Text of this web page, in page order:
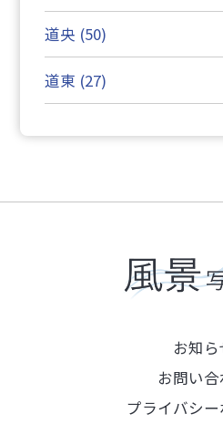
道央 (50)
道東 (27)
お知ら
お問い
プライバシ